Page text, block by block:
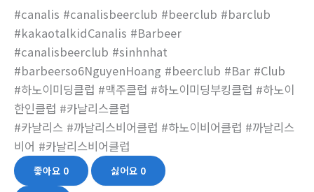
#canalis #canalisbeerclub #beerclub #barclub
#kakaotalkidCanalis #Barbeer
#canalisbeerclub #sinhnhat
#barbeerso6NguyenHoang #beerclub #Bar #Club
#하노이미딩클럽 #맥주클럽 #하노이미딩부킹클럽 #하노이
한인클럽 #카날리스클럽
#카날리스 #까날리스비어클럽 #하노이비어클럽 #까날리스
비어 #카날리스비어클럽
좋아요 0 싫어요 0